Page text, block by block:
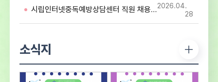
첨부되어진 양식에 기입하여 제출 서류전형 및
서류심사 합격자 발표 – 2026년 8월 14일
전문성 정도40직무 수행 능력담당 직무를
수행 할 수 있는 경험과 능력의 정도40지원
28
2026.04
시립인터넷중독예방상담센터 직원 채용 최종합격자 공고
소식지